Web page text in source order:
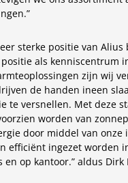
sterke positie van
als kenniscentrum
zijn wij
de handen ineen
te versnellen. Met deze
worden van
door middel van onze
efficiënt ingezet worden
op kantoor.” aldus Dirk